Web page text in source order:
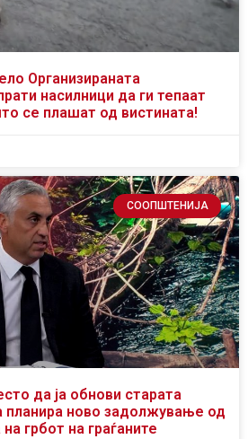
Организираната
насилници да ги тепаат
се плашат од вистината!
СООПШТЕНИЈА
да ја обнови старата
планира ново задолжување од
грбот на граѓаните